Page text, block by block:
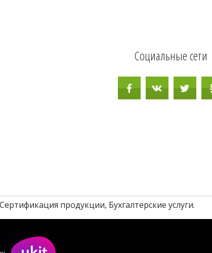
Социальные сети
Сертификация продукции, Бухгалтерские услуги.